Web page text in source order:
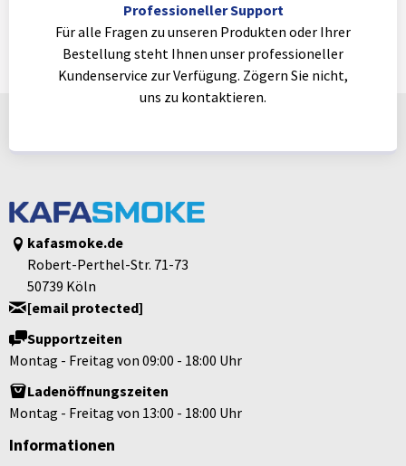
Professioneller Support
Für alle Fragen zu unseren Produkten oder Ihrer
Bestellung steht Ihnen unser professioneller
Kundenservice zur Verfügung. Zögern Sie nicht,
uns zu kontaktieren.
kafasmoke.de
Robert-Perthel-Str. 71-73
50739 Köln
[email protected]
Supportzeiten
Montag - Freitag von 09:00 - 18:00 Uhr
Ladenöffnungszeiten
Montag - Freitag von 13:00 - 18:00 Uhr
Informationen